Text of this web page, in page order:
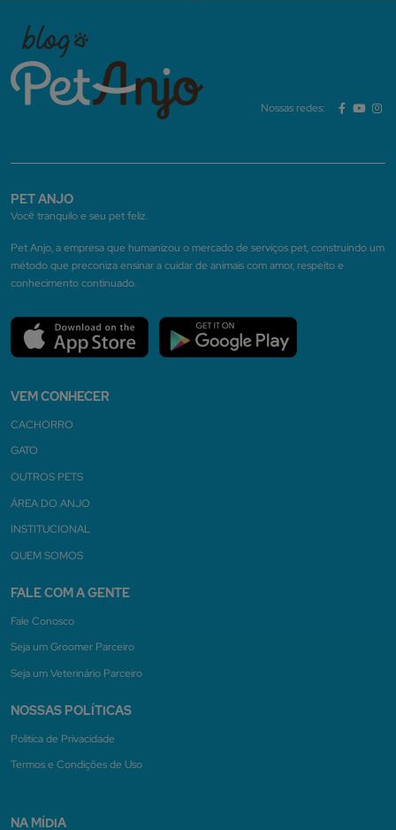
Nossas redes:
PET ANJO
Você tranquilo e seu pet feliz.
Pet Anjo, a empresa que humanizou o mercado de serviços pet, construindo um
método que preconiza ensinar a cuidar de animais com amor, respeito e
conhecimento continuado.
VEM CONHECER
CACHORRO
GATO
OUTROS PETS
ÁREA DO ANJO
INSTITUCIONAL
QUEM SOMOS
FALE COM A GENTE
Fale Conosco
Seja um Groomer Parceiro
Seja um Veterinário Parceiro
NOSSAS POLÍTICAS
Politica de Privacidade
Termos e Condições de Uso
NA MÍDIA